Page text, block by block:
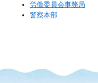
労働委員会事務局
警察本部